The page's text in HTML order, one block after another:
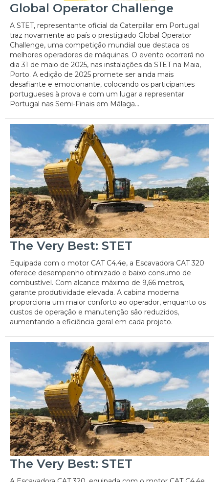
Global Operator Challenge
A STET, representante oficial da Caterpillar em Portugal
traz novamente ao país o prestigiado Global Operator
Challenge, uma competição mundial que destaca os
melhores operadores de máquinas. O evento ocorrerá no
dia 31 de maio de 2025, nas instalações da STET na Maia,
Porto. A edição de 2025 promete ser ainda mais
desafiante e emocionante, colocando os participantes
portugueses à prova e com um lugar a representar
Portugal nas Semi-Finais em Málaga...
The Very Best: STET
Equipada com o motor CAT C4.4e, a Escavadora CAT 320
oferece desempenho otimizado e baixo consumo de
combustível. Com alcance máximo de 9,66 metros,
garante produtividade elevada. A cabina moderna
proporciona um maior conforto ao operador, enquanto os
custos de operação e manutenção são reduzidos,
aumentando a eficiência geral em cada projeto.
The Very Best: STET